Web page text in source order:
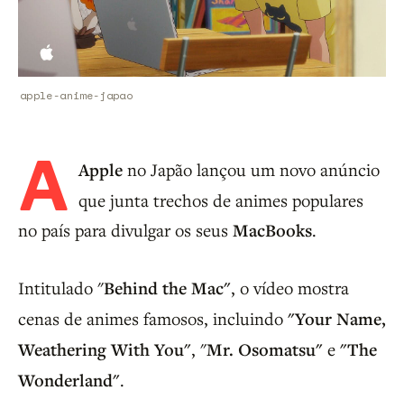
apple-anime-japao
A Apple no Japão lançou um novo anúncio
que junta trechos de animes populares
no país para divulgar os seus MacBooks.
Intitulado "Behind the Mac", o vídeo mostra
cenas de animes famosos, incluindo "Your Name,
Weathering With You", "Mr. Osomatsu" e "The
Wonderland".